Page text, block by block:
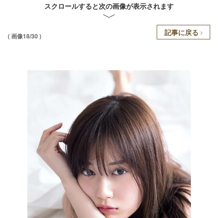
スクロールすると次の画像が表示されます
( 画像18/30 ) 記事に戻る